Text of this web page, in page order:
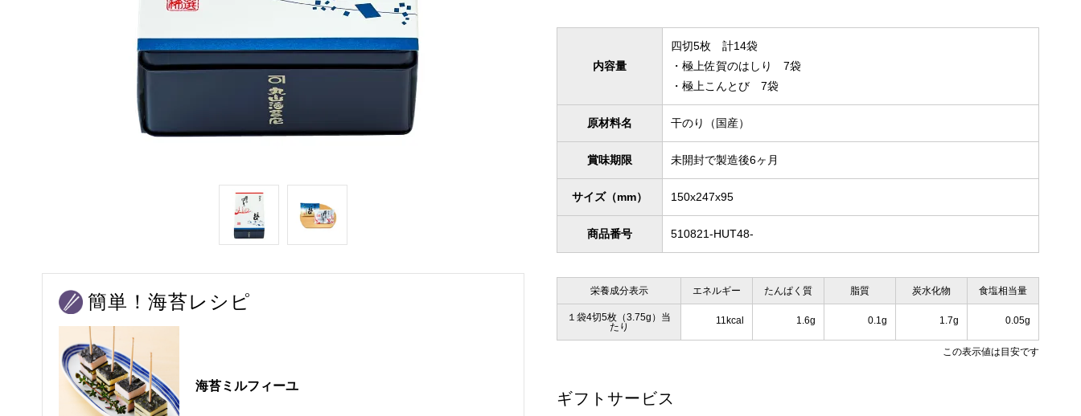
内容量
四切5枚 計14袋
・極上佐賀のはしり 7袋
・極上こんとび 7袋
原材料名 干のり（国産）
賞味期限 未開封で製造後6ヶ月
サイズ（mm） 150x247x95
商品番号 510821-HUT48-
栄養成分表示 エネルギー たんぱく質 脂質 炭水化物 食塩相当量
１袋4切5枚（3.75g）当
たり
11kcal 1.6g 0.1g 1.7g 0.05g
この表示値は目安です
簡単！海苔レシピ
海苔ミルフィーユ
ギフトサービス